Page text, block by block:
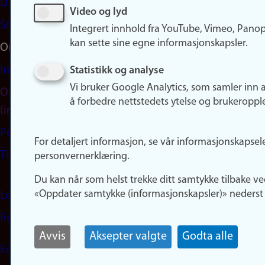
LinkedIn
Snapchat
Om nettstedet
Informasjonskapsler
Oppdater samtykke
(informasjonskapsler)
Personvern
Tilgjengelighetserklæring
Logg inn
Rediger din ansattside
English
Video og lyd
Integrert innhold fra YouTube, Vimeo,
kan sette sine egne informasjonskapsler.
Statistikk og analyse
Vi bruker Google Analytics, som samler inn
å forbedre nettstedets ytelse og
For detaljert informasjon, se vår
personvernerklæring.
Du kan når som helst trekke ditt samtykke tilbake
«Oppdater samtykke (informasjonskapsler)» nederst
Avvis Aksepter valgte Godta alle